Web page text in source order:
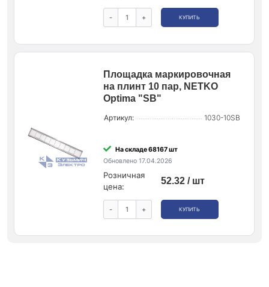
- + КУПИТЬ
Площадка маркировочная
на плинт 10 пар, NETKO
Optima "SB"
Артикул: 1030-10SB
На складе 68167 шт
Обновлено 17.04.2026
Розничная
цена:
52.32 / шт
- + КУПИТЬ